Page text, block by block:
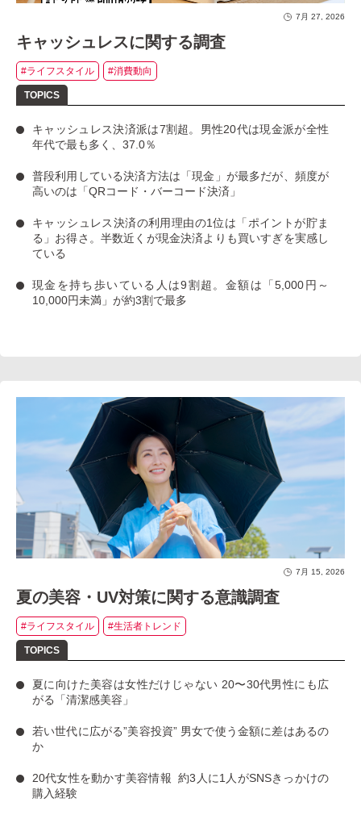
7月 27, 2026
キャッシュレスに関する調査
#ライフスタイル #消費動向
キャッシュレス決済派は7割超 。男性20代は現金派が全性
年代で最も多く、37.0％
普段利用している決済方法は「現金」 が最多だが、 頻度が
高いのは「QRコード・バーコード決済」
キャッシュレス決済の利用理由の1位は「ポイントが貯ま
る」お得さ。 半数近くが現金決済よりも買いすぎを実感し
ている
現金を持ち歩いている人は9割超 。金額は「5,000円～
10,000円未満」が約3割で最多
7月 15, 2026
夏の美容・UV対策に関する意識調査
#ライフスタイル #生活者トレンド
夏に向けた美容は女性だけじゃない 20〜30代男性にも広
がる「清潔感美容」
若い世代に広がる”美容投資” 男女で使う金額に差はあるの
か
20代女性を動かす美容情報約3人に1人がSNSきっかけの
購入経験